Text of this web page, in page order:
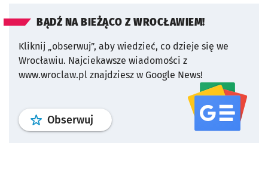
BĄDŹ NA BIEŻĄCO Z WROCŁAWIEM!
Kliknij „obserwuj”, aby wiedzieć, co dzieje się we
Wrocławiu. Najciekawsze wiadomości z
www.wroclaw.pl znajdziesz w Google News!
Obserwuj profil serwisu